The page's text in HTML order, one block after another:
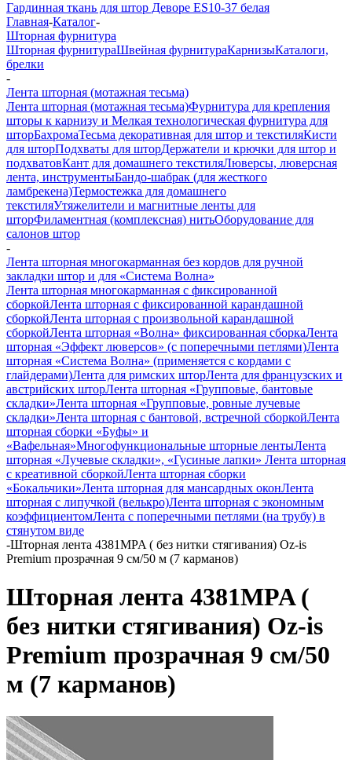
Гардинная ткань для штор Деворе ES10-37 белая
Главная-Каталог-
Шторная фурнитура
Шторная фурнитураШвейная фурнитураКарнизыКаталоги,
брелки
-
Лента шторная (мотажная тесьма)
Лента шторная (мотажная тесьма)Фурнитура для крепления
шторы к карнизу и Мелкая технологическая фурнитура для
шторБахромаТесьма декоративная для штор и текстиляКисти
для шторПодхваты для шторДержатели и крючки для штор и
подхватовКант для домашнего текстиляЛюверсы, люверсная
лента, инструментыБандо-шабрак (для жесткого
ламбрекена)Термостежка для домашнего
текстиляУтяжелители и магнитные ленты для
шторФиламентная (комплексная) нитьОборудование для
салонов штор
-
Лента шторная многокарманная без кордов для ручной
закладки штор и для «Система Волна»
Лента шторная многокарманная с фиксированной
сборкойЛента шторная с фиксированной карандашной
сборкойЛента шторная с произвольной карандашной
сборкойЛента шторная «Волна» фиксированная сборкаЛента
шторная «Эффект люверсов» (с поперечными петлями)Лента
шторная «Система Волна» (применяется с кордами с
глайдерами)Лента для римских шторЛента для французских и
австрийских шторЛента шторная «Групповые, бантовые
складки»Лента шторная «Групповые, ровные лучевые
складки»Лента шторная с бантовой, встречной сборкойЛента
шторная сборки «Буфы» и
«Вафельная»Многофункциональные шторные лентыЛента
шторная «Лучевые складки», «Гусиные лапки» Лента шторная
с креативной сборкойЛента шторная сборки
«Бокальчики»Лента шторная для мансардных оконЛента
шторная с липучкой (велькро)Лента шторная с экономным
коэффициентомЛента с поперечными петлями (на трубу) в
стянутом виде
-Шторная лента 4381MPA ( без нитки стягивания) Oz-is
Premium прозрачная 9 см/50 м (7 карманов)
Шторная лента 4381MPA (
без нитки стягивания) Oz-is
Premium прозрачная 9 см/50
м (7 карманов)